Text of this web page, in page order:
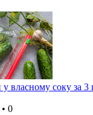
у власному соку за
• 0